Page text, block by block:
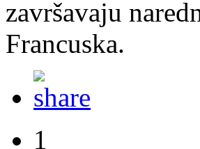
završavaju
Francuska.
1